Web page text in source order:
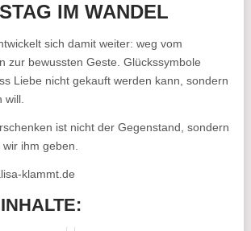
IM WANDEL
sich damit weiter: weg vom
zur bewussten Geste. Glückssymbole
Liebe nicht gekauft werden kann, sondern
will.
ist nicht der Gegenstand, sondern
ihm geben.
klammt.de